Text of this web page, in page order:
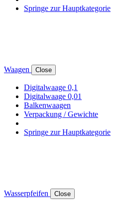
Springe zur Hauptkategorie
Waagen Close
Digitalwaage 0,1
Digitalwaage 0,01
Balkenwaagen
Verpackung / Gewichte
Springe zur Hauptkategorie
Wasserpfeifen Close